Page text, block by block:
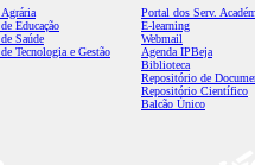
Agrária
Educação
Saúde
Tecnologia e Gestão
Portal dos Serv.
E-learning
Webmail
Agenda IPBeja
Biblioteca
Repositório de
Repositório Científico
Balcão Único